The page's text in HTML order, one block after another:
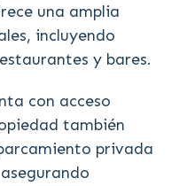
una amplia
incluyendo
y bares.
con acceso
también
privada